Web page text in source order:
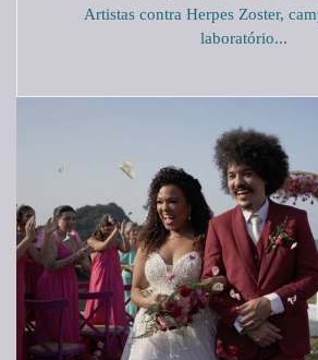
Artistas contra Herpes Zoster,
laboratório...